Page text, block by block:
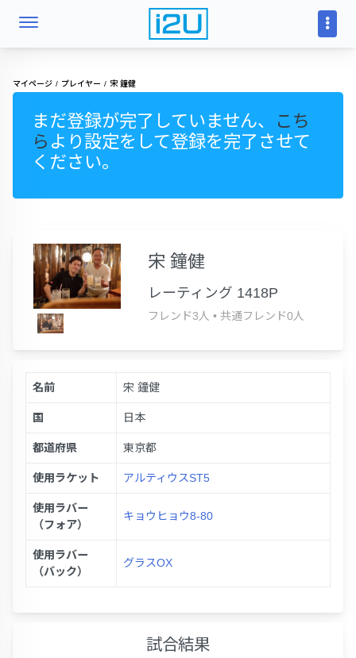
マイページ プレイヤー 宋 鐘健
まだ登録が完了していません、
こち
ら より設定をして登録を完了させて
ください。
宋 鐘健
レーティング 1418P
フレンド3人 • 共通フレンド0人
名前 宋 鐘健
国 日本
都道府県 東京都
使用ラケット アルティウスST5
使用ラバー
（フォア）
キョウヒョウ8-80
使用ラバー
（バック）
グラスOX
試合結果